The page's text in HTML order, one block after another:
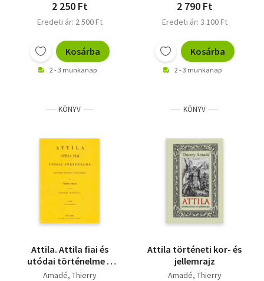
2 250 Ft
Eredeti ár: 2 500 Ft
Kosárba
2 - 3 munkanap
2 790 Ft
Eredeti ár: 3 100 Ft
Kosárba
2 - 3 munkanap
KÖNYV
Attila. Attila fiai és
utódai történelme a
magyarok Európába
Amadé, Thierry
KÖNYV
Attila történeti kor- és
jellemrajz
Amadé, Thierry